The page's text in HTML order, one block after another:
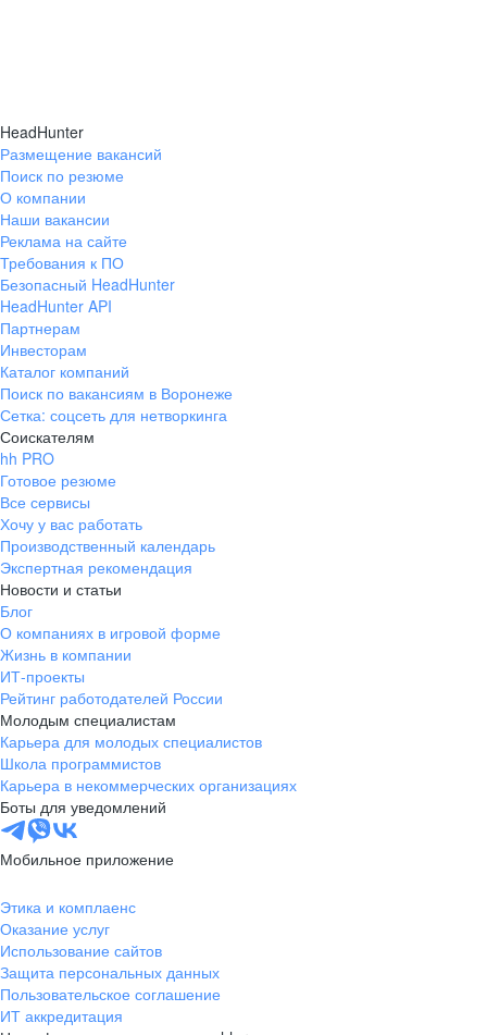
HeadHunter
Размещение вакансий
Поиск по резюме
О компании
Наши вакансии
Реклама на сайте
Требования к ПО
Безопасный HeadHunter
HeadHunter API
Партнерам
Инвесторам
Каталог компаний
Поиск по вакансиям в Воронеже
Сетка: соцсеть для нетворкинга
Соискателям
hh PRO
Готовое резюме
Все сервисы
Хочу у вас работать
Производственный календарь
Экспертная рекомендация
Новости и статьи
Блог
О компаниях в игровой форме
Жизнь в компании
ИТ-проекты
Рейтинг работодателей России
Молодым специалистам
Карьера для молодых специалистов
Школа программистов
Карьера в некоммерческих организациях
Боты для уведомлений
Мобильное приложение
Этика и комплаенс
Оказание услуг
Использование сайтов
Защита персональных данных
Пользовательское соглашение
ИТ аккредитация